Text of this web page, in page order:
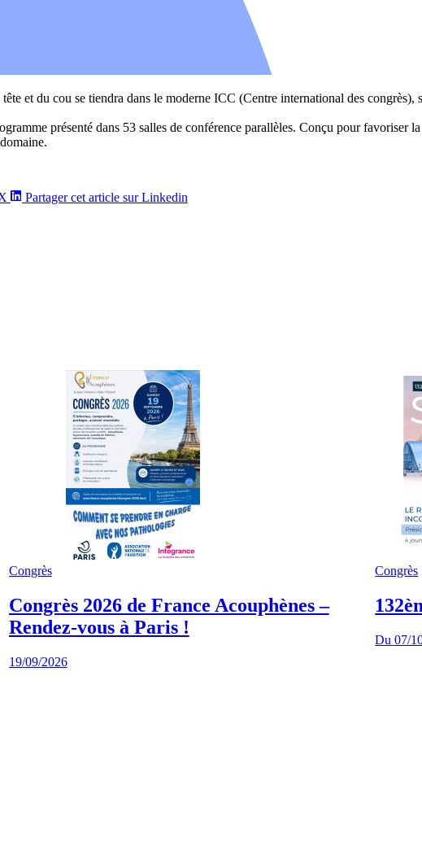
et du cou se tiendra dans le moderne ICC (Centre international des
présenté dans 53 salles de conférence parallèles. Conçu pour favoriser
Partager cet article sur Linkedin
Congrès
Congrès 2026 de France Acouphènes –
Rendez-vous à Paris !
19/09/2026
Congrès
Du07/